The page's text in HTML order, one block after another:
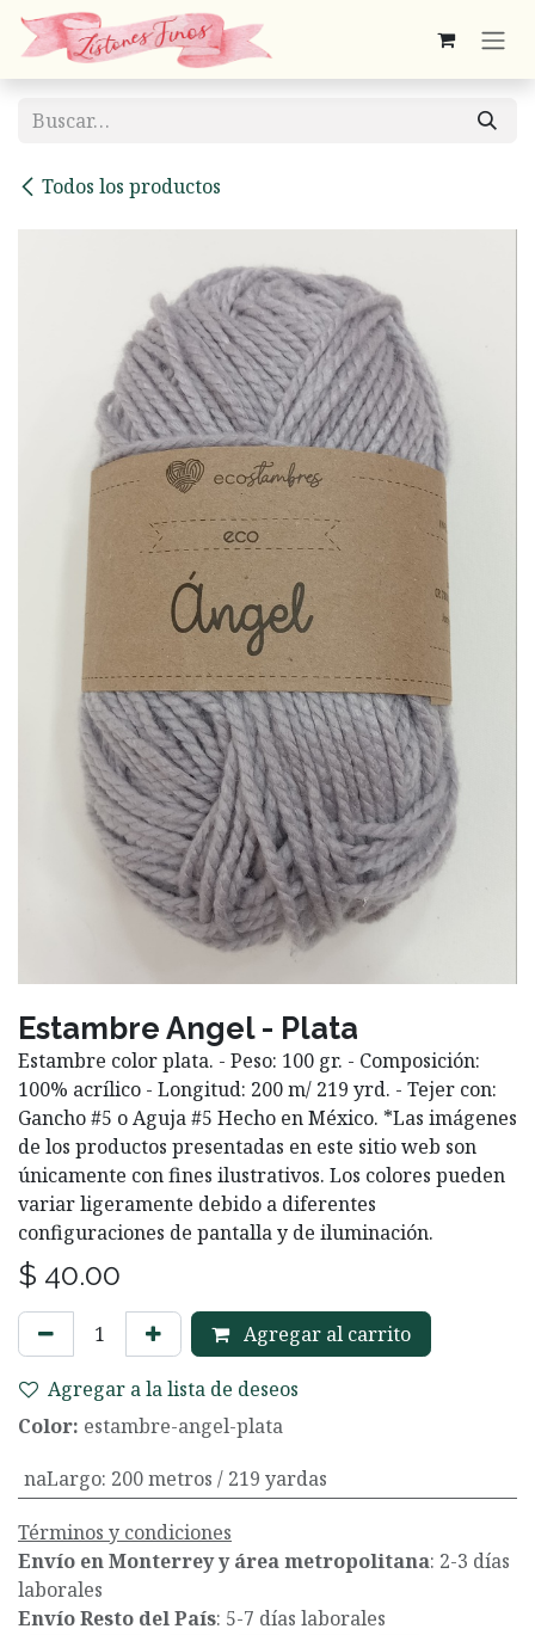
Ir al contenido
Todos los productos
Estambre Angel - Plata
Estambre color plata. - Peso: 100 gr. - Composición:
100% acrílico - Longitud: 200 m/ 219 yrd. - Tejer con:
Gancho #5 o Aguja #5 Hecho en México. *Las imágenes
de los productos presentadas en este sitio web son
únicamente con fines ilustrativos. Los colores pueden
variar ligeramente debido a diferentes
configuraciones de pantalla y de iluminación.
$ 40.00
Agregar al carrito
Agregar a la lista de deseos
Color: estambre-angel-plata
naLargo: 200 metros / 219 yardas
Términos y condiciones
Envío en Monterrey y área metropolitana: 2-3 días
laborales
Envío Resto del País: 5-7 días laborales